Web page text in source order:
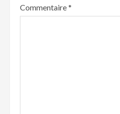
Commentaire*